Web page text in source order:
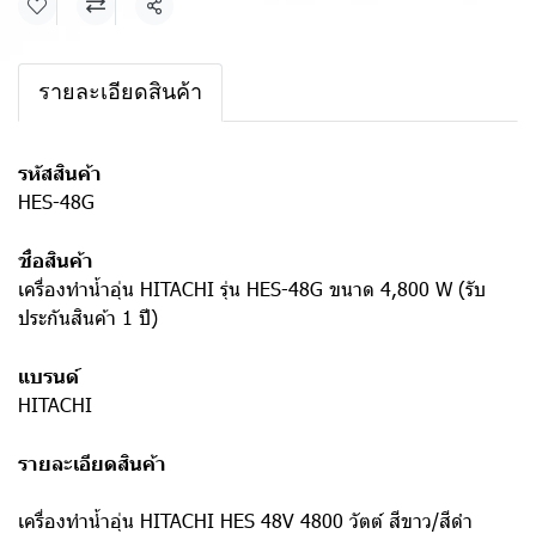
แชร์
รายละเอียดสินค้า
รหัสสินค้า
HES-48G
ชื่อสินค้า
เครื่องทำน้ำอุ่น HITACHI รุ่น HES-48G ขนาด 4,800 W (รับ
ประกันสินค้า 1 ปี)
แบรนด์
HITACHI
รายละเอียดสินค้า
เครื่องทำน้ำอุ่น HITACHI HES 48V 4800 วัตต์ สีขาว/สีดำ